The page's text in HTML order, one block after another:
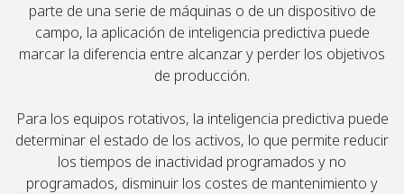
parte de una serie de máquinas o de un dispositivo de
campo, la aplicación de inteligencia predictiva puede
marcar la diferencia entre alcanzar y perder los objetivos
de producción.
Para los equipos rotativos, la inteligencia predictiva puede
determinar el estado de los activos, lo que permite reducir
los tiempos de inactividad programados y no
programados, disminuir los costes de mantenimiento y